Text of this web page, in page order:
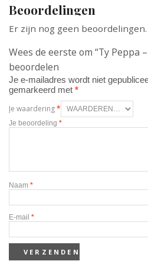
Beoordelingen
Er zijn nog geen beoordelingen.
Wees de eerste om “Ty Peppa
beoordelen
Je e-mailadres wordt niet
gemarkeerd met *
Je waardering*
Je beoordeling *
Naam *
E-mail *